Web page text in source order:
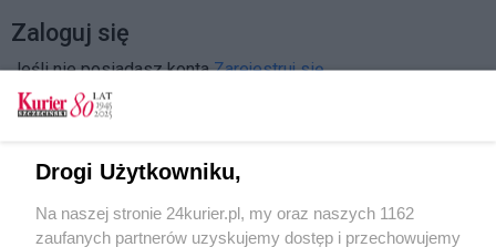
Zaloguj się
Jeśli nie posiadasz kontaZarejestruj się
Drogi Użytkowniku,
Na naszej stronie 24kurier.pl, my oraz naszych 1162
zaufanych partnerów uzyskujemy dostęp i przechowujemy